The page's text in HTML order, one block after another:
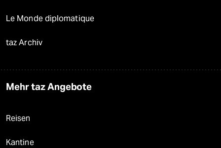
Le Monde diplomatique
taz Archiv
Mehr taz Angebote
Reisen
Kantine